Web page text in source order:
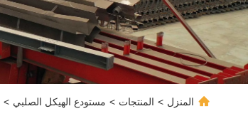
المنزل > المنتجات > مستودع الهيكل الصلبي >